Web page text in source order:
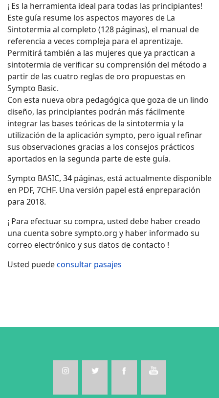
¡ Es la herramienta ideal para todas las principiantes!
Este guía resume los aspectos mayores de La
Sintotermia al completo (128 páginas), el manual de
referencia a veces compleja para el aprentizaje.
Permitirá también a las mujeres que ya practican a
sintotermia de verificar su comprensión del método a
partir de las cuatro reglas de oro propuestas en
Sympto Basic.
Con esta nueva obra pedagógica que goza de un lindo
diseño, las principiantes podrán más fácilmente
integrar las bases teóricas de la sintotermia y la
utilización de la aplicación sympto, pero igual refinar
sus observaciones gracias a los consejos prácticos
aportados en la segunda parte de este guía.
Sympto BASIC, 34 páginas, está actualmente disponible
en PDF, 7CHF. Una versión papel está enpreparación
para 2018.
¡ Para efectuar su compra, usted debe haber creado
una cuenta sobre sympto.org y haber informado su
correo electrónico y sus datos de contacto !
Usted puedeconsultar pasajes